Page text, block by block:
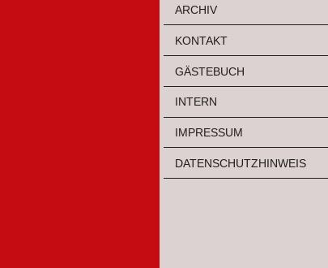
ARCHIV
KONTAKT
GÄSTEBUCH
INTERN
IMPRESSUM
DATENSCHUTZHINWEIS